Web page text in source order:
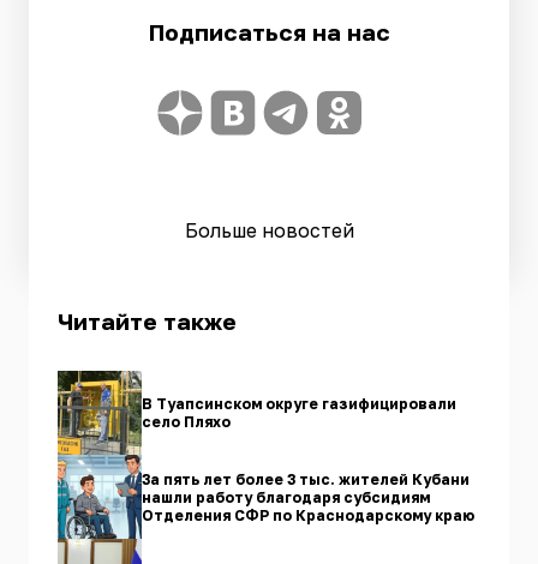
Подписаться на нас
Больше новостей
Читайте также
В Туапсинском округе газифицировали
село Пляхо
За пять лет более 3 тыс. жителей Кубани
нашли работу благодаря субсидиям
Отделения СФР по Краснодарскому краю